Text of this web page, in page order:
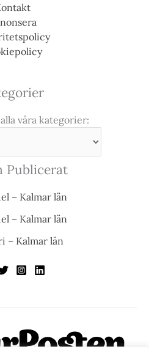
våra kategorier:
Publicerat
– Kalmar län
– Kalmar län
– Kalmar län